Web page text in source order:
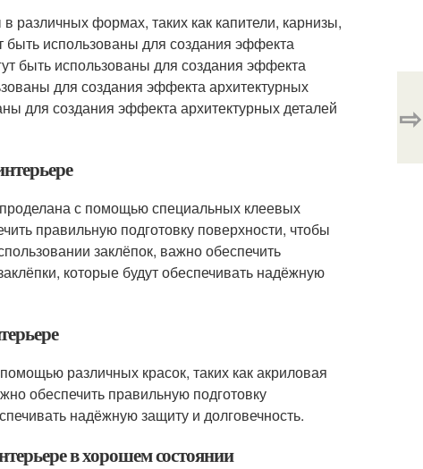
различных формах, таких как капители, карнизы,
быть использованы для создания эффекта
быть использованы для создания эффекта
для создания эффекта архитектурных
для создания эффекта архитектурных деталей
с помощью специальных клеевых
правильную подготовку поверхности, чтобы
заклёпок, важно обеспечить
которые будут обеспечивать надёжную
различных красок, таких как акриловая
обеспечить правильную подготовку
надёжную защиту и долговечность.
в хорошем состоянии
⇨